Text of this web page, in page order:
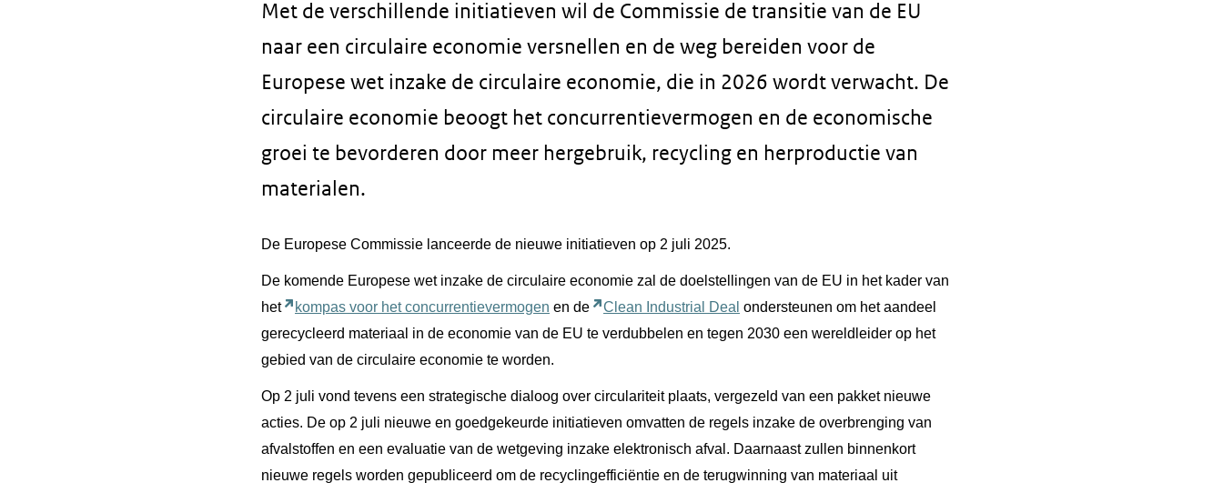
Met de verschillende initiatieven wil de Commissie de transitie van de EU
naar een circulaire economie versnellen en de weg bereiden voor de
Europese wet inzake de circulaire economie, die in 2026 wordt verwacht. De
circulaire economie beoogt het concurrentievermogen en de economische
groei te bevorderen door meer hergebruik, recycling en herproductie van
materialen.
De Europese Commissie lanceerde de nieuwe initiatieven op 2 juli 2025.
De komende Europese wet inzake de circulaire economie zal de doelstellingen van de EU in het kader van
het
kompas voor het concurrentievermogen en de Clean Industrial Deal ondersteunen om het aandeel
gerecycleerd materiaal in de economie van de EU te verdubbelen en tegen 2030 een wereldleider op het
gebied van de circulaire economie te worden.
Op 2 juli vond tevens een strategische dialoog over circulariteit plaats, vergezeld van een pakket nieuwe
acties. De op 2 juli nieuwe en goedgekeurde initiatieven omvatten de regels inzake de overbrenging van
afvalstoffen en een evaluatie van de wetgeving inzake elektronisch afval. Daarnaast zullen binnenkort
nieuwe regels worden gepubliceerd om de recyclingefficiëntie en de terugwinning van materiaal uit